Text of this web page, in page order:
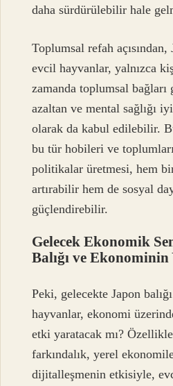
daha sürdürülebilir hale
Toplumsal refah açısından,
evcil hayvanlar, yalnızca
zamanda toplumsal bağları
azaltan ve mental sağlığı
olarak da kabul edilebilir.
bu tür hobileri ve
politikalar üretmesi, hem
artırabilir hem de sosyal
güçlendirebilir.
Gelecek Ekonomik
Balığı ve
Peki, gelecekte Japon
hayvanlar, ekonomi
etki yaratacak mı?
farkındalık, yerel
dijitalleşmenin etkisiyle,